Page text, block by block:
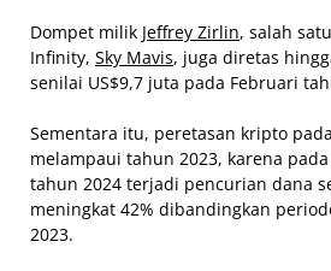
Dompet milik Jeffrey Zirlin, salah
Infinity, Sky Mavis, juga diretas
senilai US$9,7 juta pada Februari
Sementara itu, peretasan kripto
melampaui tahun 2023, karena
tahun 2024 terjadi pencurian dana
meningkat 42% dibandingkan
2023.